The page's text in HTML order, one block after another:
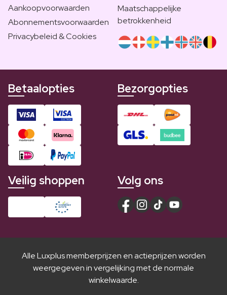
Aankoopvoorwaarden
Abonnementsvoorwaarden
Privacybeleid & Cookies
Maatschappelijke
betrokkenheid
Betaalopties Bezorgopties
Veilig shoppen Volg ons
Alle Luxplus memberprijzen en actieprijzen worden
weergegeven in vergelijking met de normale
winkelwaarde.